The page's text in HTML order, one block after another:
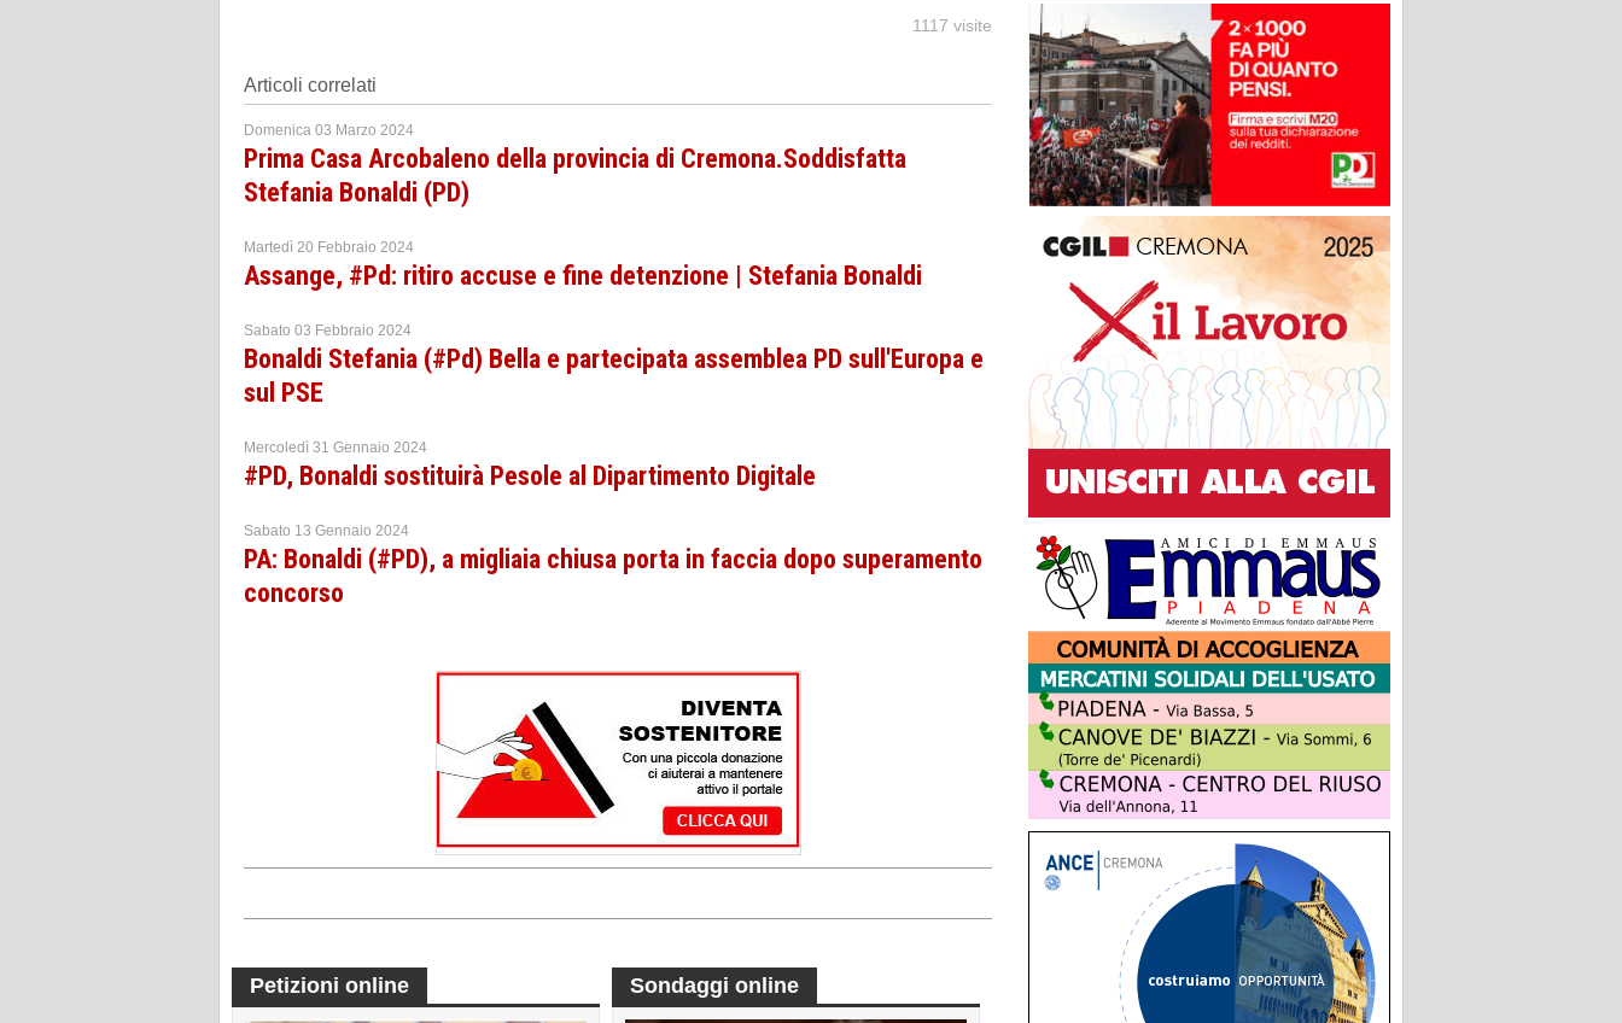
1117 visite
Articoli correlati
Domenica 03 Marzo 2024
Prima Casa Arcobaleno della provincia di Cremona.Soddisfatta
Stefania Bonaldi (PD)
Martedì 20 Febbraio 2024
Assange, #Pd: ritiro accuse e fine detenzione | Stefania Bonaldi
Sabato 03 Febbraio 2024
Bonaldi Stefania (#Pd) Bella e partecipata assemblea PD sull'Europa e
sul PSE
Mercoledì 31 Gennaio 2024
#PD, Bonaldi sostituirà Pesole al Dipartimento Digitale
Sabato 13 Gennaio 2024
PA: Bonaldi (#PD), a migliaia chiusa porta in faccia dopo superamento
concorso
Petizioni online Sondaggi online